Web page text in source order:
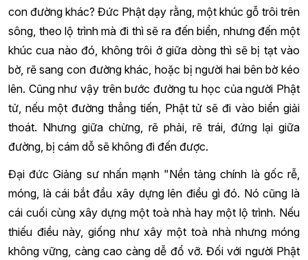
con đường khác? Đức Phật dạy rằng, một khúc gỗ trôi trên
sông, theo lộ trình mà đi thì sẽ ra đến biển, nhưng đến một
khúc cua nào đó, không trôi ở giữa dòng thì sẽ bị tạt vào
bờ, rẽ sang con đường khác, hoặc bị người hai bên bờ kéo
lên. Cũng như vậy trên bước đường tu học của người Phật
tử, nếu một đường thẳng tiến, Phật tử sẽ đi vào biển giải
thoát. Nhưng giữa chừng, rẽ phải, rẽ trái, đứng lại giữa
đường, bị cám dỗ sẽ không đi đến được.
Đại đức Giảng sư nhấn mạnh "Nền tảng chính là gốc rễ,
móng, là cái bắt đầu xây dựng lên điều gì đó. Nó cũng là
cái cuối cùng xây dựng một toà nhà hay một lộ trình. Nếu
thiếu điều này, giống như xây một toà nhà nhưng móng
không vững, càng cao càng dễ đổ vỡ. Đối với người Phật